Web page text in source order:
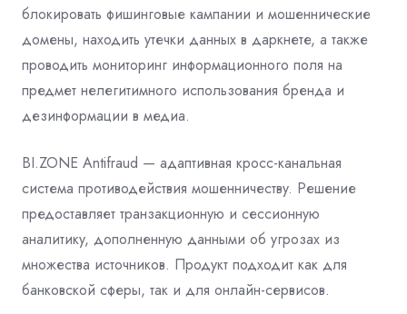
блокировать фишинговые кампании и мошеннические
домены, находить утечки данных в даркнете, а также
проводить мониторинг информационного поля на
предмет нелегитимного использования бренда и
дезинформации в медиа.
BI.ZONE Antifraud — адаптивная кросс-канальная
система противодействия мошенничеству. Решение
предоставляет транзакционную и сессионную
аналитику, дополненную данными об угрозах из
множества источников. Продукт подходит как для
банковской сферы, так и для онлайн‑сервисов.